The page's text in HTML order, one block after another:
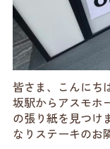
皆さま、こんに
坂駅からアスモホ
の張り紙を見つ
なりステーキの